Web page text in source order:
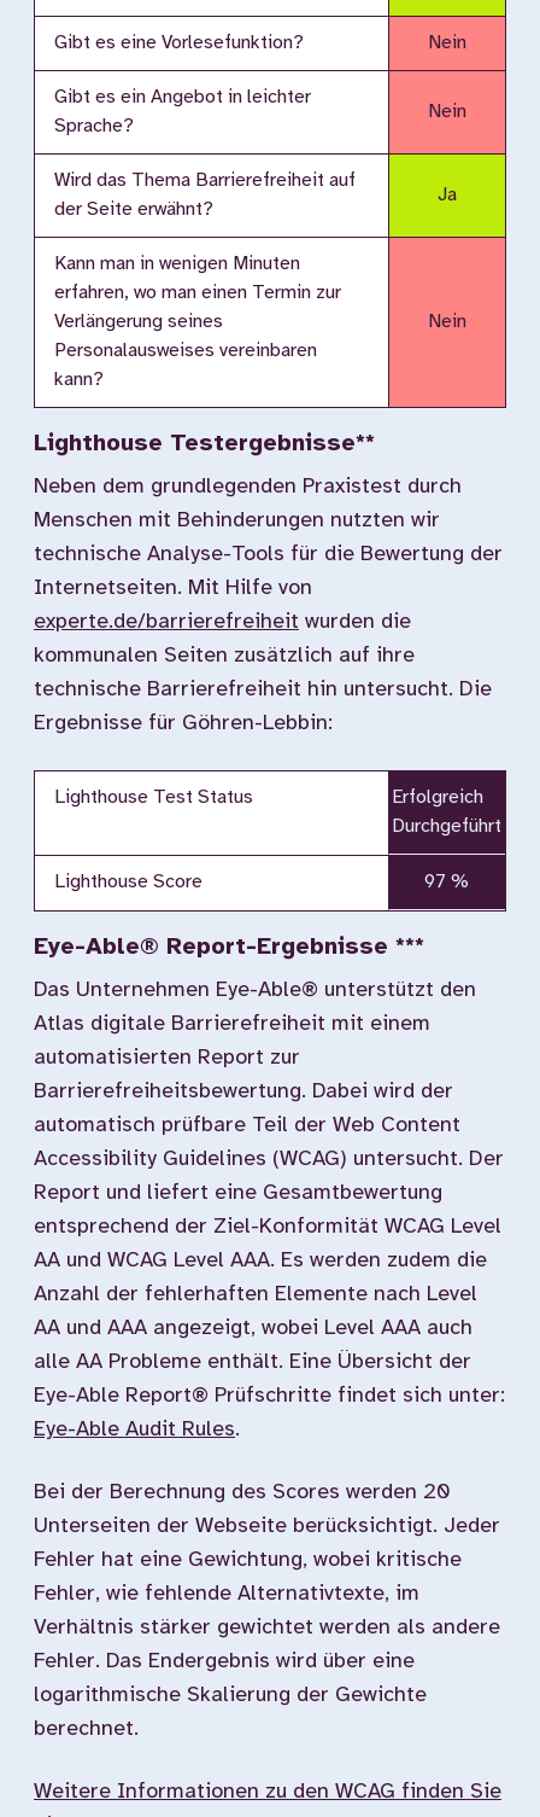
Gibt es eine Vorlesefunktion? Nein
Gibt es ein Angebot in leichter
Sprache?
Nein
Wird das Thema Barrierefreiheit auf
der Seite erwähnt?
Ja
Kann man in wenigen Minuten
erfahren, wo man einen Termin zur
Verlängerung seines
Personalausweises vereinbaren
kann?
Nein
Lighthouse Testergebnisse**
Neben dem grundlegenden Praxistest durch
Menschen mit Behinderungen nutzten wir
technische Analyse-Tools für die Bewertung der
Internetseiten. Mit Hilfe von
experte.de/barrierefreiheit wurden die
kommunalen Seiten zusätzlich auf ihre
technische Barrierefreiheit hin untersucht. Die
Ergebnisse für Göhren-Lebbin:
Lighthouse Test Status
Erfolgreich
Durchgeführt
Lighthouse Score 97 %
Eye-Able® Report-Ergebnisse ***
Das Unternehmen Eye-Able® unterstützt den
Atlas digitale Barrierefreiheit mit einem
automatisierten Report zur
Barrierefreiheitsbewertung. Dabei wird der
automatisch prüfbare Teil der Web Content
Accessibility Guidelines (WCAG) untersucht. Der
Report und liefert eine Gesamtbewertung
entsprechend der Ziel-Konformität WCAG Level
AA und WCAG Level AAA. Es werden zudem die
Anzahl der fehlerhaften Elemente nach Level
AA und AAA angezeigt, wobei Level AAA auch
alle AA Probleme enthält. Eine Übersicht der
Eye-Able Report® Prüfschritte findet sich unter:
Eye-Able Audit Rules.
Bei der Berechnung des Scores werden 20
Unterseiten der Webseite berücksichtigt. Jeder
Fehler hat eine Gewichtung, wobei kritische
Fehler, wie fehlende Alternativtexte, im
Verhältnis stärker gewichtet werden als andere
Fehler. Das Endergebnis wird über eine
logarithmische Skalierung der Gewichte
berechnet.
Weitere Informationen zu den WCAG finden Sie